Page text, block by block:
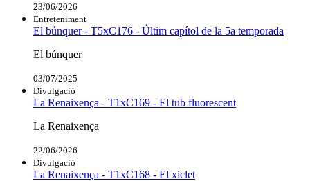
23/06/2026
Entreteniment
El búnquer - T5xC176 - Últim capítol de la 5a temporada
El búnquer
03/07/2025
Divulgació
La Renaixença - T1xC169 - El tub fluorescent
La Renaixença
22/06/2026
Divulgació
La Renaixença - T1xC168 - El xiclet